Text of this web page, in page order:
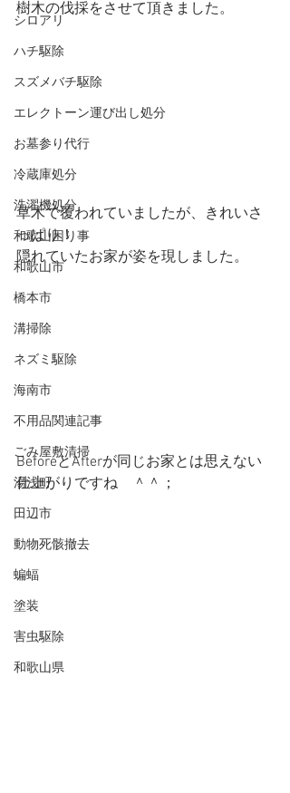
シロアリ
ハチ駆除
スズメバチ駆除
エレクトーン運び出し処分
お墓参り代行
冷蔵庫処分
洗濯機処分
和歌山困り事
和歌山市
橋本市
溝掃除
ネズミ駆除
海南市
不用品関連記事
ごみ屋敷清掃
湯浅町
田辺市
動物死骸撤去
蝙蝠
塗装
害虫駆除
和歌山県
樹木の伐採をさせて頂きました。
草木で覆われていましたが、きれいさ
っぱり！
隠れていたお家が姿を現しました。
BeforeとAfterが同じお家とは思えない
仕上がりですね　＾＾；